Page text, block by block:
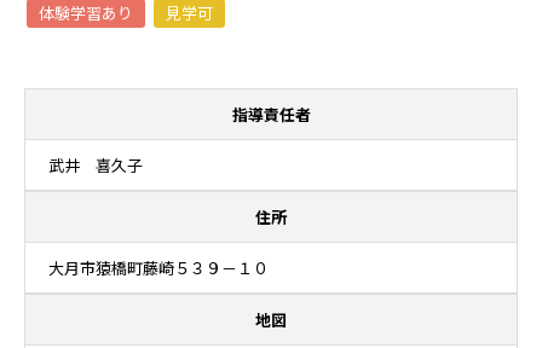
体験学習あり 見学可
指導責任者
武井 喜久子
住所
大月市猿橋町藤崎５３９－１０
地図